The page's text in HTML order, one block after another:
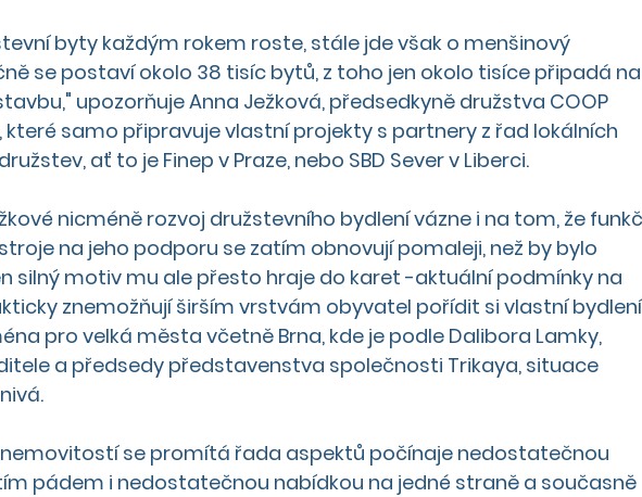
byty každým rokem roste, stále jde však o menšinový
se postaví okolo 38 tisíc bytů, z toho jen okolo tisíce připadá na
upozorňuje Anna Ježková, předsedkyně družstva COOP
, které samo připravuje vlastní projekty s partnery z řad lokálních
ať to je Finep v Praze, nebo SBD Sever v Liberci.
nicméně rozvoj družstevního bydlení vázne i na tom, že
na jeho podporu se zatím obnovují pomaleji, než by bylo
silný motiv mu ale přesto hraje do karet -aktuální podmínky na
znemožňují širším vrstvám obyvatel pořídit si vlastní
pro velká města včetně Brna, kde je podle Dalibora Lamky,
a předsedy představenstva společnosti Trikaya, situace
nemovitostí se promítá řada aspektů počínaje nedostatečnou
pádem i nedostatečnou nabídkou na jedné straně a současně